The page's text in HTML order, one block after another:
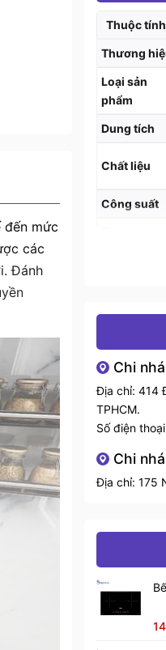
đến mức
các
Đánh
Thuộc tính
Thương
Loại sản
phẩm
Dung tích
Chất liệu
Công suất
Chi
Địa chỉ: 414
TPHCM.
Số điện
Chi
Địa chỉ: 175